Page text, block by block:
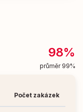
98%
průměr 99%
Počet zakázek